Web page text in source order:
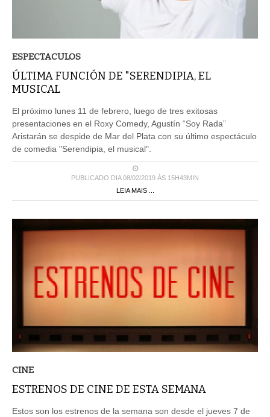
ESPECTACULOS
ÚLTIMA FUNCIÓN DE "SERENDIPIA, EL
MUSICAL
El próximo lunes 11 de febrero, luego de tres exitosas
presentaciones en el Roxy Comedy, Agustín “Soy Rada”
Aristarán se despide de Mar del Plata con su último espectáculo
de comedia "Serendipia, el musical".
PUBLICADO DIA 08/02/2019 ÀS 15H43MIN
LEIA MAIS ...
CINE
ESTRENOS DE CINE DE ESTA SEMANA
Estos son los estrenos de la semana son desde el jueves 7 de